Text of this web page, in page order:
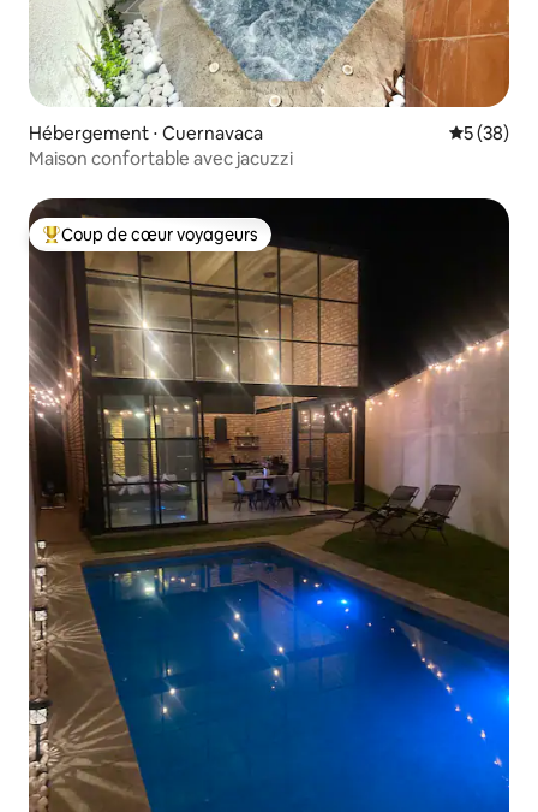
Hébergement ⋅ Cuernavaca
5 (38)
Maison confortable avec jacuzzi
Coups de cœur voyageurs les plus appréciés
Coup de cœur voyageurs